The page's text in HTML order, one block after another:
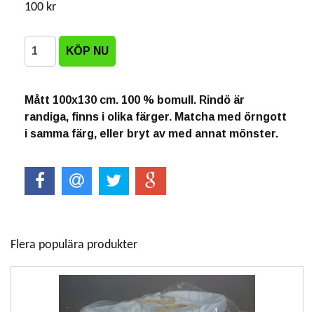
100 kr
Mått 100x130 cm. 100 % bomull. Rindö är
randiga, finns i olika färger. Matcha med örngott
i samma färg, eller bryt av med annat mönster.
Flera populära produkter